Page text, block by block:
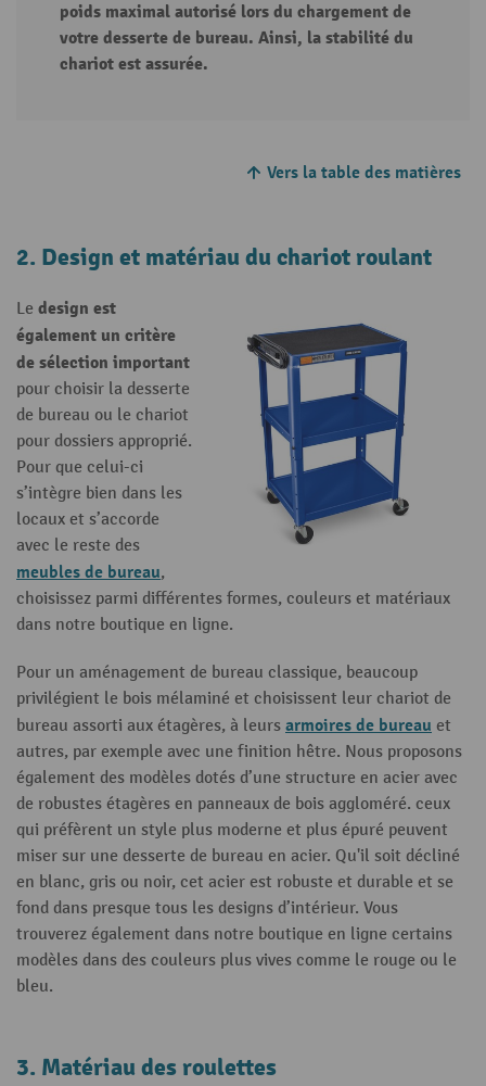
poids maximal autorisé lors du chargement de
votre desserte de bureau. Ainsi, la stabilité du
chariot est assurée.
Vers la table des matières
2. Design et matériau du chariot roulant
Le design est
également un critère
de sélection important
pour choisir la desserte
de bureau ou le chariot
pour dossiers approprié.
Pour que celui-ci
s’intègre bien dans les
locaux et s’accorde
avec le reste des
meubles de bureau,
choisissez parmi différentes formes, couleurs et matériaux
dans notre boutique en ligne.
Pour un aménagement de bureau classique, beaucoup
privilégient le bois mélaminé et choisissent leur chariot de
bureau assorti aux étagères, à leurs armoires de bureau et
autres, par exemple avec une finition hêtre. Nous proposons
également des modèles dotés d’une structure en acier avec
de robustes étagères en panneaux de bois aggloméré. ceux
qui préfèrent un style plus moderne et plus épuré peuvent
miser sur une desserte de bureau en acier. Qu'il soit décliné
en blanc, gris ou noir, cet acier est robuste et durable et se
fond dans presque tous les designs d’intérieur. Vous
trouverez également dans notre boutique en ligne certains
modèles dans des couleurs plus vives comme le rouge ou le
bleu.
3. Matériau des roulettes